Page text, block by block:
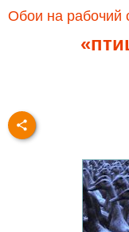
Обои на рабочий